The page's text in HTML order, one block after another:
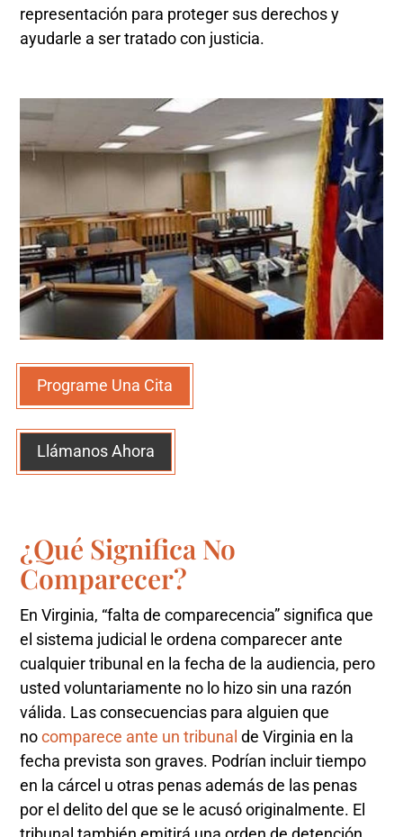
representación para proteger sus derechos y
ayudarle a ser tratado con justicia.
Programe Una Cita
Llámanos Ahora
¿Qué Significa No
Comparecer?
En Virginia, “falta de comparecencia” significa que
el sistema judicial le ordena comparecer ante
cualquier tribunal en la fecha de la audiencia, pero
usted voluntariamente no lo hizo sin una razón
válida. Las consecuencias para alguien que
no comparece ante un tribunal de Virginia en la
fecha prevista son graves. Podrían incluir tiempo
en la cárcel u otras penas además de las penas
por el delito del que se le acusó originalmente. El